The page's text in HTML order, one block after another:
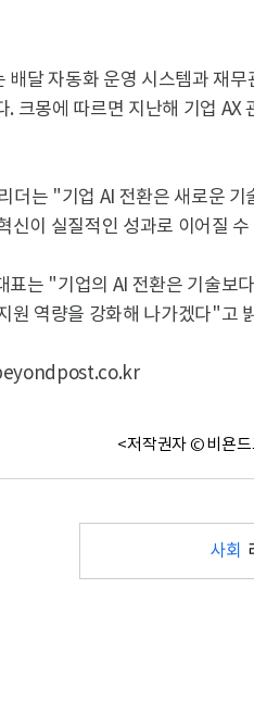
배달 자동화 운영 시스템과 재
. 크몽에 따르면 지난해 기업
더는 "기업 AI 전환은 새로운
신이 실질적인 성과로 이어질
표는 "기업의 AI 전환은 기술보
원 역량을 강화해 나가겠다"고
<저작권자 © 비욘드
사회